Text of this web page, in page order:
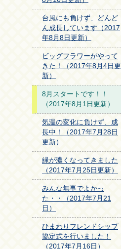
台風にも負けず、どんど
ん成長しています（2017
年8月8日更新）
ビッグフラワーがやって
きた！（2017年8月4日更
新）
8月スタートです！！
（2017年8月1日更新）
気温の変化に負けず、成
長中！（2017年7月28日
更新）
緑が濃くなってきました
（2017年7月25日更新）
みんな無事でよかっ
た・・（2017年7月21
日）
ひまわりフレンドシップ
協定式を行いました！
（2017年7月16日）